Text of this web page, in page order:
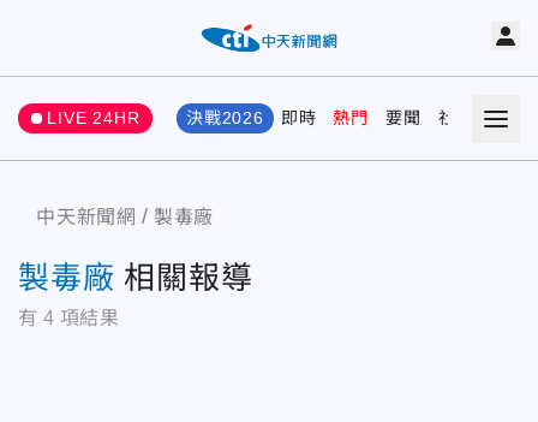
LIVE 24HR 決戰2026 即時 熱門 要聞 社會 娛樂
中天新聞網 製毒廠
製毒廠 相關報導
有 4 項結果